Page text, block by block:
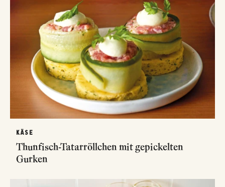
KÄSE
Thunfisch-Tatarröllchen mit gepickelten
Gurken